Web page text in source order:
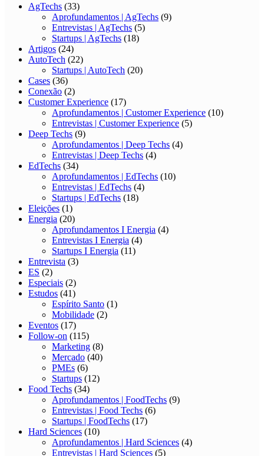
AgTechs (33)
Aprofundamentos | AgTechs (9)
Entrevistas | AgTechs (5)
Startups | AgTechs (18)
Artigos (24)
AutoTech (22)
Startups | AutoTech (20)
Cases (36)
Conexão (2)
Customer Experience (17)
Aprofundamentos | Customer Experience (10)
Entrevistas | Customer Experience (5)
Deep Techs (9)
Aprofundamentos | Deep Techs (4)
Entrevistas | Deep Techs (4)
EdTechs (34)
Aprofundamentos | EdTechs (10)
Entrevistas | EdTechs (4)
Startups | EdTechs (18)
Eleições (1)
Energia (20)
Aprofundamentos I Energia (4)
Entrevistas I Energia (4)
Startups I Energia (11)
Entrevista (3)
ES (2)
Especiais (2)
Estudos (41)
Espírito Santo (1)
Mobilidade (2)
Eventos (17)
Follow-on (115)
Marketing (8)
Mercado (40)
PMEs (6)
Startups (12)
Food Techs (34)
Aprofundamentos | FoodTechs (9)
Entrevistas | Food Techs (6)
Startups | FoodTechs (17)
Hard Sciences (10)
Aprofundamentos | Hard Sciences (4)
Entrevistas | Hard Sciences (5)